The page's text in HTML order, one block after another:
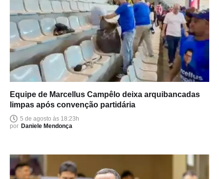
Equipe de Marcellus Campêlo deixa arquibancadas
limpas após convenção partidária
5 de agosto às 18:23h
por Daniele Mendonça